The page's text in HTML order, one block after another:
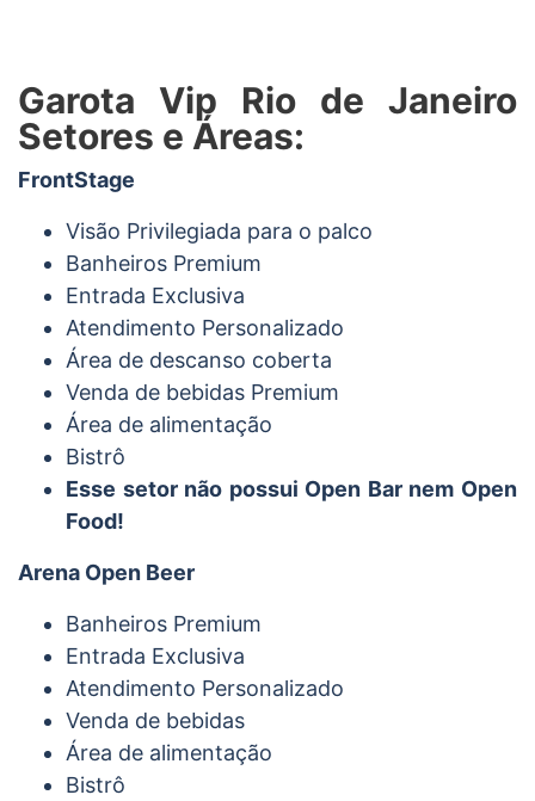
Garota Vip Rio de Janeiro
Setores e Áreas:
FrontStage
Visão Privilegiada para o palco
Banheiros Premium
Entrada Exclusiva
Atendimento Personalizado
Área de descanso coberta
Venda de bebidas Premium
Área de alimentação
Bistrô
Esse setor não possui Open Bar nem Open
Food!
Arena Open Beer
Banheiros Premium
Entrada Exclusiva
Atendimento Personalizado
Venda de bebidas
Área de alimentação
Bistrô